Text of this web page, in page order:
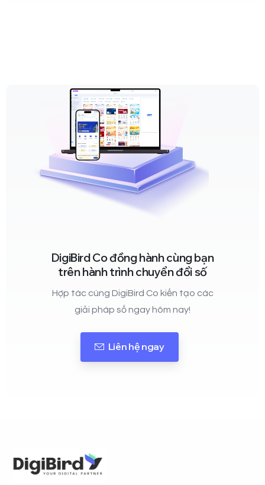
DigiBird Co đồng hành cùng bạn
trên hành trình chuyển đổi số
Hợp tác cùng DigiBird Co kiến tạo các
giải pháp số ngay hôm nay!
Liên hệ ngay